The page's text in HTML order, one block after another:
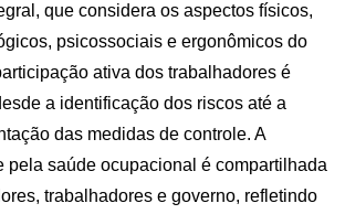
que considera os aspectos físicos,
psicossociais e ergonômicos do
ativa dos trabalhadores é
a identificação dos riscos até a
das medidas de controle. A
pela saúde ocupacional é compartilhada
trabalhadores e governo, refletindo